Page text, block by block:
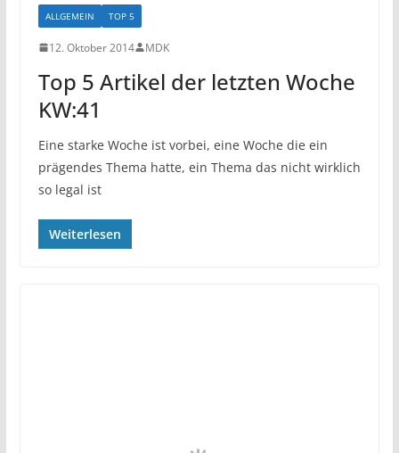
ALLGEMEIN TOP 5
12. Oktober 2014 MDK
Top 5 Artikel der letzten Woche
KW:41
Eine starke Woche ist vorbei, eine Woche die ein
prägendes Thema hatte, ein Thema das nicht wirklich
so legal ist
Weiterlesen